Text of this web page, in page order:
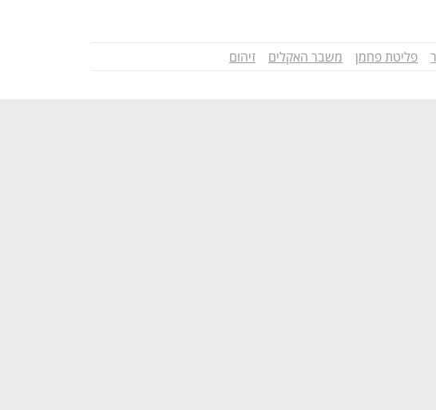
פליטת פחמן משבר האקלים זיהום